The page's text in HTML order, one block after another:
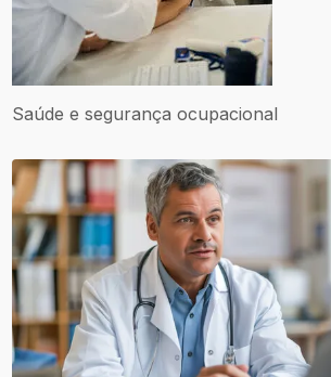
Saúde e segurança ocupacional